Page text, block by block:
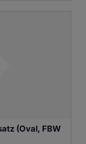
(Oval, FBW